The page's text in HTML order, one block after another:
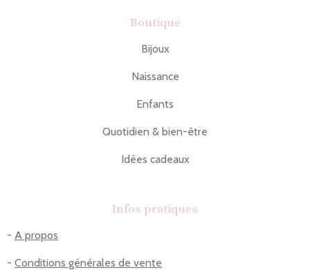
Boutique
Bijoux
Naissance
Enfants
Quotidien & bien-être
Idées cadeaux
Infos pratiques
- A propos
- Conditions générales de vente